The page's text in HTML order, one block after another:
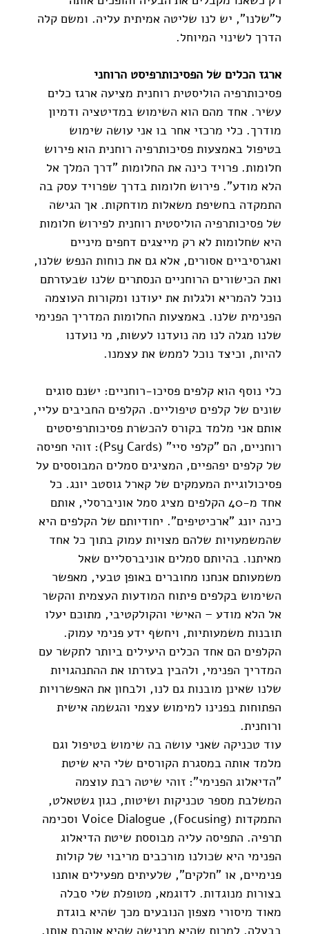
ל"שלנו", יש לנו שליטה אמיתית עליה. ומשם קלה
הדרך לשינוי המיוחל.
ארגז הכלים של הפסיכותרפיסט הרוחני
פסיכותרפיה הוליסטית רוחנית מציעה ארגז כלים
עשיר. אחד מהם הוא השימוש במדיטציה ודמיון
מודרך. כלי מרכזי אחר בו אני עושה שימוש
בטיפול באמצעות פסיכותרפיה רוחנית הוא פירוש
חלומות. פרויד כינה את החלומות "דרך המלך אל
הלא מודע". פירוש חלומות בדרך שפרויד עסק בה
התמקדה בחשיפת משאלות מודחקות. אך הגישה
של פסיכותרפיה הוליסטית רוחנית לפירוש חלומות
היא שחלומות לא רק מייצגים דחפים מיניים
ואגרסיביים אסורים, אלא גם את כוחות הנפש שלנו,
ואת הכישורים הרוחניים הנסתרים שלנו שבעזרתם
נוכל להמריא ולגלות את יעודנו ומקורות העוצמה
הפנימית שלנו. באמצעות החלומות המדריך הפנימי
שלנו מגלה לנו מה נועדנו לעשות, מי נועדנו
להיות, וכיצד נוכל לממש את עצמנו.
כלי נוסף הוא קלפים פסיכו-רוחניים: ישנם סוגים
שונים של קלפים טיפוליים. הקלפים החביבים עליי,
אותם אני מלמד בקורס להכשרת פסיכותרפיסטים
רוחניים, הם "קלפי סיי" (Psy Cards): זוהי חפיסה
של קלפים יפהפיים, המציגים סמלים המבוססים על
פסיכולוגיית המעמקים של קארל גוסטב יונג. כל
אחד מ-40 הקלפים מציג סמל אוניברסלי, אותם
כינה יונג "ארכיטיפים". יחודיותם של הקלפים היא
שהמשמעויות שלהם מצויות עמוק בתוך כל אחד
מאיתנו. בהיותם סמלים אוניברסליים שאל
משמעותם אנחנו מחוברים באופן טבעי, מאפשר
השימוש בקלפים פיתוח המודעות העצמית והקשר
אל הלא מודע – האישי והקולקטיבי, מתוכם יעלו
תובנות משמעותיות, ויחשף ידע פנימי עמוק.
הקלפים הם אחד הכלים היעילים ביותר לתקשר עם
המדריך הפנימי, ולהבין בעזרתו את ההתנהגויות
שלנו שאינן מובנות גם לנו, ולבחון את האפשרויות
הפתוחות בפנינו למימוש עצמי והגשמה אישית
ורוחנית.
עוד טכניקה שאני עושה בה שימוש בטיפול וגם
מלמד אותה במסגרת הקורסים שלי היא שיטת
"הדיאלוג הפנימי": זוהי שיטה רבת עוצמה
המשלבת מספר טכניקות ושיטות, כגון גשטאלט,
התמקדות (Focusing), Voice Dialogue וסכימה
תרפיה. התפיסה עליה מבוססת שיטת הדיאלוג
הפנימי היא שכולנו מורכבים מריבוי של קולות
פנימיים, או "חלקים", שלעיתים מפעילים אותנו
בצורות מנוגדות. לדוגמא, מטופלת שלי סבלה
מאוד מיסורי מצפון הנובעים מכך שהיא בוגדת
בבעלה, למרות שהיא מרגישה שהיא אוהבת אותו.